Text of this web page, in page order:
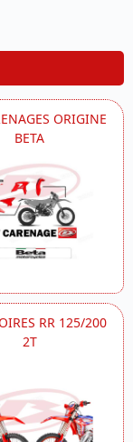
ORIGINE
BETA
RR 125/200
2T